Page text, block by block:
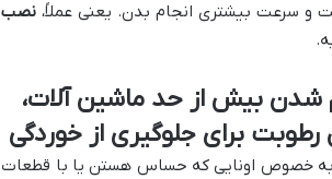
و سرعت بیشتری انجام بدن. یعنی عملاً، نصب
شدن بیش از حد ماشین آلات،
برای جلوگیری از خوردگی
به خصوص اونایی که حساس هستن یا با قطعات